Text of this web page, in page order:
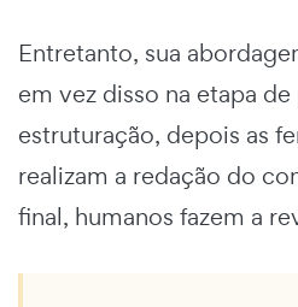
Entretanto, sua
em vez disso na etapa
estruturação, depois as
realizam a redação do
final, humanos fazem a